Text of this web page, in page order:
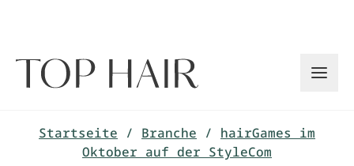
Startseite / Branche / hairGames im
Oktober auf der StyleCom